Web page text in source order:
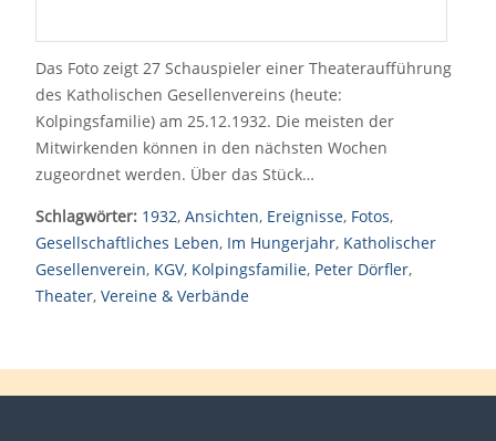
Das Foto zeigt 27 Schauspieler einer Theateraufführung
des Katholischen Gesellenvereins (heute:
Kolpingsfamilie) am 25.12.1932. Die meisten der
Mitwirkenden können in den nächsten Wochen
zugeordnet werden. Über das Stück…
Schlagwörter: 1932, Ansichten, Ereignisse, Fotos,
Gesellschaftliches Leben, Im Hungerjahr, Katholischer
Gesellenverein, KGV, Kolpingsfamilie, Peter Dörfler,
Theater, Vereine & Verbände